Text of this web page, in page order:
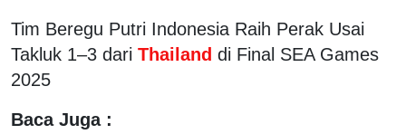
Tim Beregu Putri Indonesia Raih Perak Usai
Takluk 1–3 dari Thailand di Final SEA Games
2025
Baca Juga :